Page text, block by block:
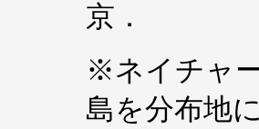
京．
※ネイチャ
島を分布地